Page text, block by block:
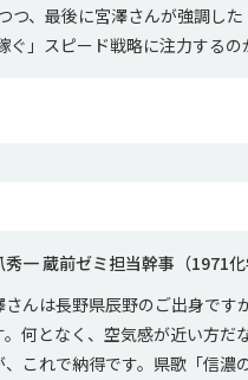
つ、最後に宮澤さんが強調し
」スピード戦略に注力するの
秀一 蔵前ゼミ担当幹事（1971化
さんは長野県辰野のご出身です
。何となく、空気感が近い方だ
、これで納得です。県歌「信濃